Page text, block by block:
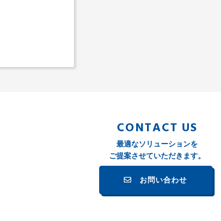
CONTACT US
最適なソリューションを
ご提案させていただきます。
お問い合わせ